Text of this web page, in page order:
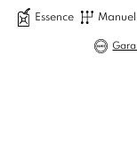
Essence